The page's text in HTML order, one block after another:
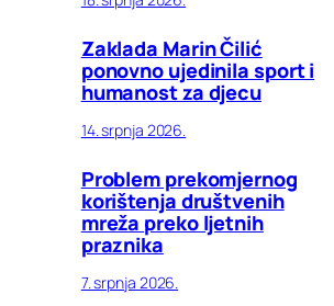
Zaklada Marin Čilić
ponovno ujedinila sport i
humanost za djecu
14. srpnja 2026.
Problem prekomjernog
korištenja društvenih
mreža preko ljetnih
praznika
7. srpnja 2026.